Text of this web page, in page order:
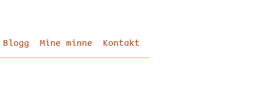
Blogg Mine minne Kontakt